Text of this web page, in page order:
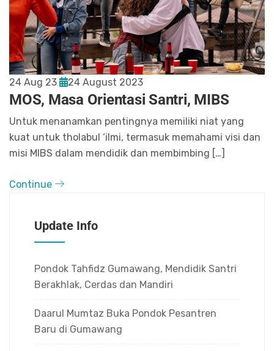
24 Aug 23 24 August 2023
MOS, Masa Orientasi Santri, MIBS
Untuk menanamkan pentingnya memiliki niat yang
kuat untuk tholabul ‘ilmi, termasuk memahami visi dan
misi MIBS dalam mendidik dan membimbing […]
Continue
Update Info
Pondok Tahfidz Gumawang, Mendidik Santri
Berakhlak, Cerdas dan Mandiri
Daarul Mumtaz Buka Pondok Pesantren
Baru di Gumawang